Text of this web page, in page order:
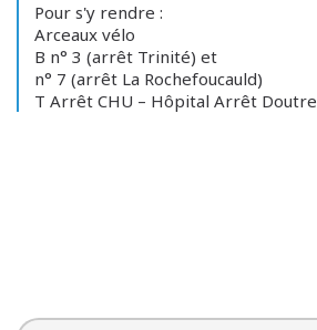
Pour s'y rendre :
Arceaux vélo
B n° 3 (arrêt Trinité) et
n° 7 (arrêt La Rochefoucauld)
T Arrêt CHU – Hôpital Arrêt Doutre